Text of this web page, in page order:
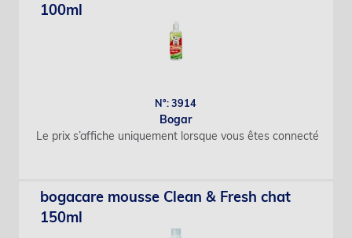
100ml
N°: 3914
Bogar
Le prix s’affiche uniquement lorsque vous êtes connecté
bogacare mousse Clean & Fresh chat
150ml